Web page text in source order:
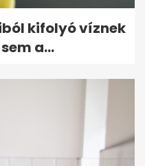
kifolyó víznek
a...